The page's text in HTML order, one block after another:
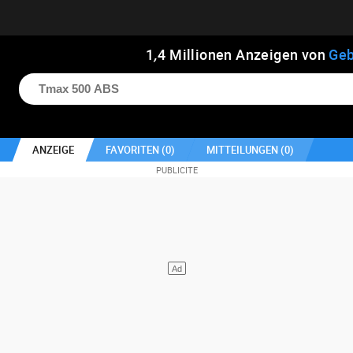
1,4 Millionen Anzeigen von
ANZEIGE FAVORITEN (0) MITTEILUNGEN (0)